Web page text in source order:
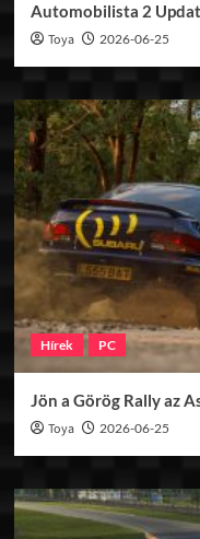
Automobilista 2
Toya 2026-06-25
Hírek PC
Jön a Görög Rally az
Toya 2026-06-25